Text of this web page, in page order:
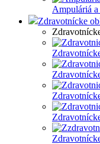
Ampuláriá a
Zdravotnícke